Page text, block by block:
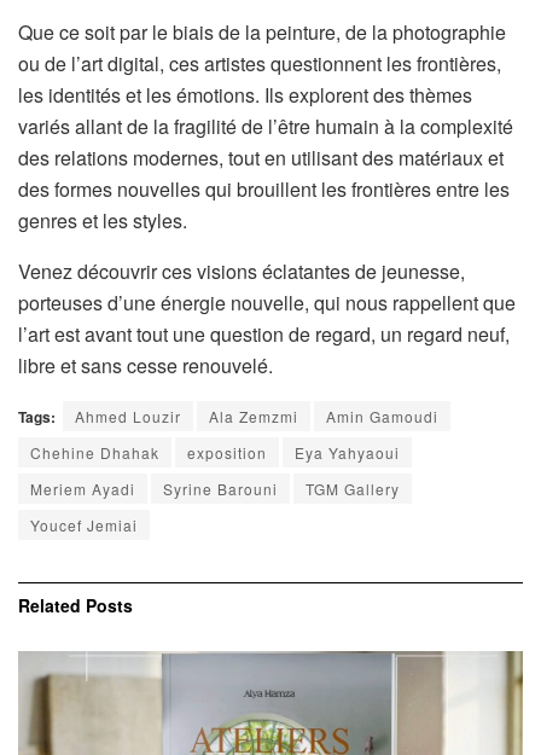
Que ce soit par le biais de la peinture, de la photographie
ou de l’art digital, ces artistes questionnent les frontières,
les identités et les émotions. Ils explorent des thèmes
variés allant de la fragilité de l’être humain à la complexité
des relations modernes, tout en utilisant des matériaux et
des formes nouvelles qui brouillent les frontières entre les
genres et les styles.
Venez découvrir ces visions éclatantes de jeunesse,
porteuses d’une énergie nouvelle, qui nous rappellent que
l’art est avant tout une question de regard, un regard neuf,
libre et sans cesse renouvelé.
Tags: Ahmed Louzir Ala Zemzmi
Amin Gamoudi
Chehine Dhahak
exposition
Eya Yahyaoui
Meriem Ayadi
Syrine Barouni
TGM Gallery
Youcef Jemiai
Related Posts